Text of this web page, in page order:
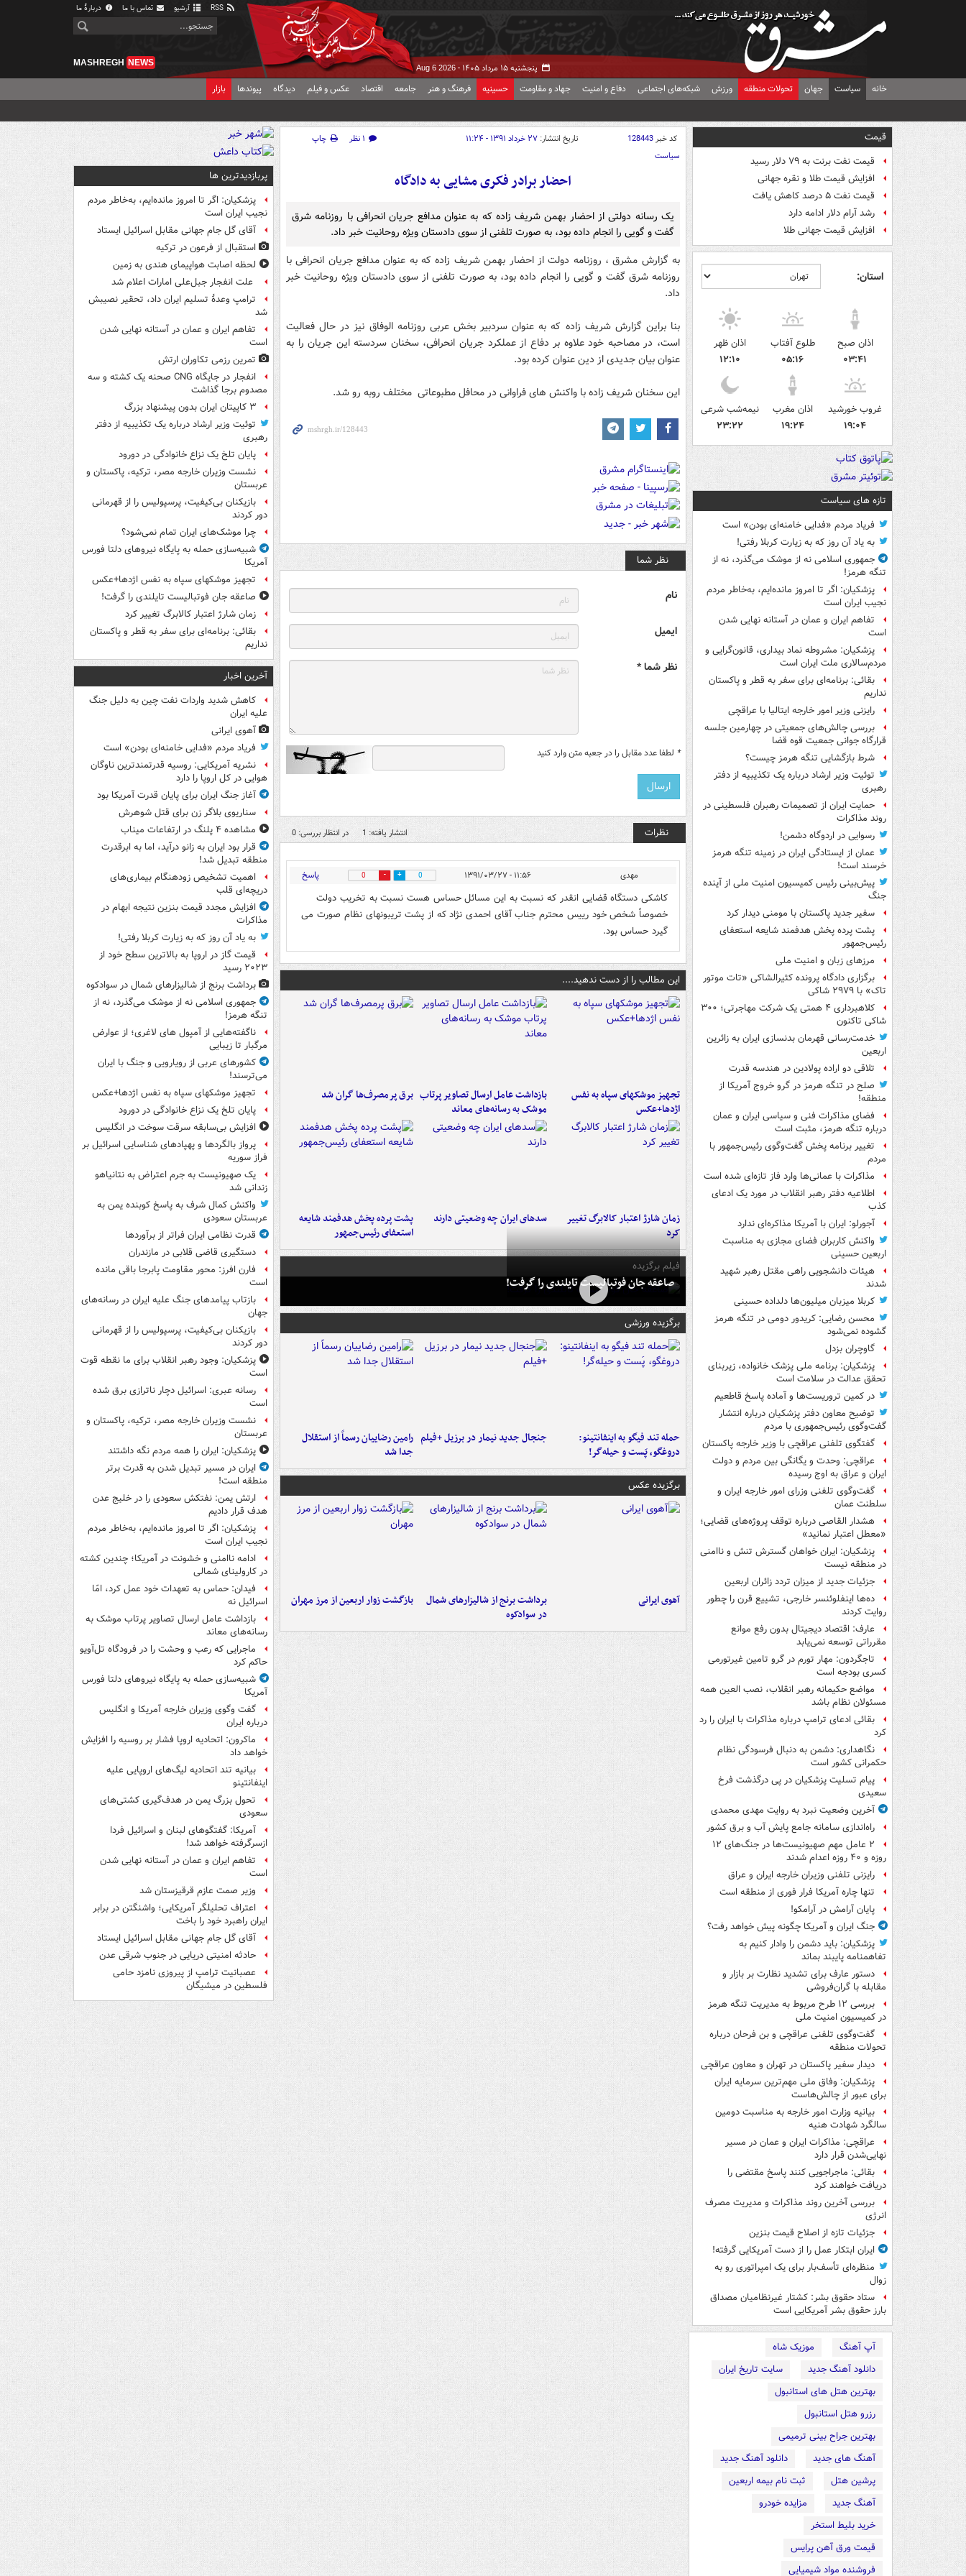
آرشیو تماس با ما دربارهٔ ما
پنجشنبه ۱۵ مرداد ۱۴۰۵ - Aug 6 2026
MASHREGH NEWS
خانه سیاست جهان تحولات منطقه ورزش شبکه‌های اجتماعی دفاع و امنیت جهاد و مقاومت حسینیه فرهنگ و هنر جامعه اقتصاد عکس و فیلم دیدگاه پیوندها بازار
قیمت
قیمت نفت برنت به ۷۹ دلار رسید
افزایش قیمت طلا و نقره جهانی
قیمت نفت ۵ درصد کاهش یافت
رشد آرام دلار ادامه دارد
افزایش قیمت جهانی طلا
استان:
اذان صبح
۰۳:۴۱
طلوع آفتاب
۰۵:۱۶
اذان ظهر
۱۲:۱۰
غروب خورشید
۱۹:۰۴
اذان مغرب
۱۹:۲۴
نیمه‌شب شرعی
۲۳:۲۲
تازه های سیاست
فریاد مردم «فدایی خامنه‌ای بودن» است
به یاد آن روز که به زیارت کربلا رفتی!
جمهوری اسلامی نه از موشک می‌گذرد، نه از
تنگه هرمز!
پزشکیان: اگر تا امروز مانده‌ایم، به‌خاطر مردم
نجیب ایران است
تفاهم ایران و عمان در آستانه نهایی شدن
است
پزشکیان: مشروطه نماد بیداری، قانون‌گرایی و
مردم‌سالاری ملت ایران است
بقائی: برنامه‌ای برای سفر به قطر و پاکستان
نداریم
رایزنی وزیر امور خارجه ایتالیا با عراقچی
بررسی چالش‌های جمعیتی در چهارمین جلسه
قرارگاه جوانی جمعیت قوه قضا
شرط بازگشایی تنگه هرمز چیست؟
توئیت وزیر ارشاد درباره یک تکذیبیه از دفتر
رهبری
حمایت ایران از تصمیمات رهبران فلسطینی در
روند مذاکرات
رسوایی در اردوگاه دشمن!
عمان از ایستادگی ایران در زمینه تنگه هرمز
خرسند است!
پیش‌بینی رئیس کمیسیون امنیت ملی از آینده
جنگ
سفیر جدید پاکستان با مومنی دیدار کرد
پشت پرده پخش هدفمند شایعه استعفای
رئیس‌جمهور
مرزهای زبان و امنیت ملی
برگزاری دادگاه پرونده کثیرالشاکی «تات موتور
تاک» با ۲۹۷۹ شاکی
کلاهبرداری ۴ همتی یک شرکت مهاجرتی؛ ۳۰۰
شاکی تاکنون
خدمت‌رسانی قهرمان بدنسازی ایران به زائرین
اربعین
تلاقی دو اراده پولادین در هندسه قدرت
صلح در تنگه هرمز در گرو خروج آمریکا از
منطقه!
فضای مذاکرات فنی و سیاسی ایران و عمان
درباره تنگه هرمز، مثبت است
تغییر برنامه پخش گفت‌وگوی رئیس‌جمهور با
مردم
مذاکرات با عمانی‌ها وارد فاز تازه‌ای شده است
اطلاعیه دفتر رهبر انقلاب در مورد یک ادعای
کذب
آجورلو: ایران با آمریکا مذاکره‌ای ندارد
واکنش کاربران فضای مجازی به مناسبت
اربعین حسینی
هیئات دانشجویی راهی مقتل رهبر شهید
شدند
کربلا میزبان میلیون‌ها دلداده حسینی
محسن رضایی: کریدور دومی در تنگه هرمز
گشوده نمی‌شود
گاوچران بزدل
پزشکیان: برنامه ملی پزشک خانواده، زیربنای
تحقق عدالت در سلامت است
در کمین تروریست‌ها و آماده پاسخ قاطعیم
توضیح معاون دفتر پزشکیان درباره انتشار
گفت‌وگوی رئیس‌جمهوری با مردم
گفتگوی تلفنی عراقچی با وزیر خارجه پاکستان
عراقچی: وحدت و یگانگی بین مردم و دولت
ایران و عراق به اوج رسیده
گفت‌وگوی تلفنی وزرای امور خارجه ایران و
سلطنت عمان
هشدار القاصی درباره توقف پروژه‌های قضایی؛
«معطل اعتبار نمانید»
پزشکیان: ایران خواهان گسترش تنش و ناامنی
در منطقه نیست
جزئیات جدید از میزان تردد زائران اربعین
ده‌ها اینفلوئنسر خارجی، تشییع قرن را چطور
روایت کردند
عارف: اقتصاد دیجیتال بدون رفع موانع
مقرراتی توسعه نمی‌یابد
تاجگردون: مهار تورم در گرو تامین غیرتورمی
کسری بودجه است
مواضع حکیمانه رهبر انقلاب، نصب العین همه
مسئولان نظام باشد
بقائی ادعای ترامپ درباره مذاکرات با ایران را رد
کرد
نگاهداری: دشمن به دنبال فرسودگی نظام
حکمرانی کشور است
پیام تسلیت پزشکیان در پی درگذشت فرخ
سعیدی
آخرین وضعیت نبرد به روایت مهدی محمدی
راه‌اندازی سامانه جامع پایش آب و برق کشور
۲ عامل مهم صهیونیست‌ها در جنگ‌های ۱۲
روزه و ۴۰ روزه اعدام شدند
رایزنی تلفنی وزیران خارجه ایران و عراق
تنها چاره آمریکا فرار فوری از منطقه است
پایان آرامش در آرامکو!
جنگ ایران و آمریکا چگونه پیش خواهد رفت؟
پزشکیان: باید دشمن را وادار کنیم به
تفاهم‎نامه پایبند بماند
دستور عارف برای تشدید نظارت بر بازار و
مقابله با گران‌فروشی
بررسی ۱۲ طرح مربوط به مدیریت تنگه هرمز
در کمیسیون امنیت ملی
گفت‌وگوی تلفنی عراقچی و بن فرحان درباره
تحولات منطقه
دیدار سفیر پاکستان در تهران و معاون عراقچی
پزشکیان: وفاق ملی مهم‌ترین سرمایه ایران
برای عبور از چالش‌هاست
بیانیه وزارت امور خارجه به مناسبت دومین
سالگرد شهادت هنیه
عراقچی: مذاکرات ایران و عمان در مسیر
نهایی‌شدن قرار دارد
بقائی: ماجراجویی کنند پاسخ مقتضی را
دریافت خواهند کرد
بررسی آخرین روند مذاکرات و مدیریت مصرف
انرژی
جزئیات تازه از اصلاح قیمت بنزین
ایران ابتکار عمل را از دست آمریکایی‌ گرفته!
منظره‌ای تأسف‌بار برای یک امپراتوری رو به
زوال
ستاد حقوق بشر: کشتار غیرنظامیان مصداق
بارز حقوق بشر آمریکایی است
آپ آهنگ
موزیک شاه
دانلود آهنگ جدید
سایت تاریخ ایران
بهترین هتل های استانبول
رزرو هتل استانبول
بهترین جراح بینی ترمیمی
آهنگ های جدید
دانلود آهنگ جدید
پرشین هتل
ثبت نام بیمه اربعین
آهنگ جدید
مزایده خودرو
خرید بلیط استخر
قیمت ورق آهن پرایس
فروشنده مواد شیمیایی
کد خبر128443 تاریخ انتشار: ۲۷ خرداد ۱۳۹۱ - ۱۱:۲۴ ۱ نظر
چاپ
سیاست
احضار برادر فکری مشایی به دادگاه
یک رسانه دولتی از احضار بهمن شریف زاده که به عنوان مدافع جریان انحرافی با روزنامه شرق
گفت و گویی را انجام داده بود، به صورت تلفنی از سوی دادستان ویژه روحانیت خبر داد.
به گزارش مشرق ، روزنامه دولت از احضار بهمن شریف زاده که به عنوان مدافع جریان انحرافی با
روزنامه شرق گفت و گویی را انجام داده بود، به صورت تلفنی از سوی دادستان ویژه روحانیت خبر
داد.
بنا براین گزارش شریف زاده که به عنوان سردبیر بخش عربی روزنامه الوفاق نیز در حال فعالیت
است، در مصاحبه خود علاوه بر دفاع از عملکرد جریان انحرافی، سخنان سردسته این جریان را به
عنوان بیان جدیدی از دین عنوان کرده بود.
این سخنان شریف زاده با واکنش های فراوانی در محافل مطبوعاتی مختلف روبه رو شد.
نظر شما
نام
ایمیل
نظر شما *
* لطفا عدد مقابل را در جعبه متن وارد کنید
نظرات انتشار یافته: 1 در انتظار بررسی: 0
مهدی ۱۱:۵۶ - ۱۳۹۱/۰۳/۲۷ 0
0 پاسخ
کاشکی دستگاه قضایی انقدر که نسبت به این مسائل حساس هست نسبت به تخریب دولت
خصوصاً شخص خود رییس محترم جناب آقای احمدی نژاد که از پشت تریبونهای نظام صورت می
گیرد حساس بود.
این مطالب را از دست ندهید....
تجهیز موشکهای سپاه به نفس
اژدها+عکس
بازداشت عامل ارسال تصاویر پرتاب
موشک به رسانه‌های معاند
برق پرمصرف‌ها گران شد
زمان شارژ اعتبار کالابرگ تغییر
کرد
سدهای ایران چه وضعیتی دارند
پشت پرده پخش هدفمند شایعه
استعفای رئیس‌جمهور
فیلم برگزیده
صاعقه جان فوتبالیست تایلندی را گرفت!
برگزیده ورزشی
حمله تند فیگو به اینفانتینو:
دروغگو، پَست‌ و حیله‌گر!
جنجال جدید نیمار در برزیل +فیلم رامین رضاییان رسماً از استقلال
جدا شد
برگزیده عکس
آهوی ایرانی
برداشت برنج از شالیزارهای شمال
در سوادکوه
بازگشت زوار اربعین از مرز مهران
پربازدیدترین ها
پزشکیان: اگر تا امروز مانده‌ایم، به‌خاطر مردم
نجیب ایران است
آقای گل جام جهانی مقابل اسرائیل ایستاد
استقبال از فرعون در ترکیه
لحظه اصابت هواپیمای هندی به زمین
علت انفجار جبل‌علی امارات اعلام شد
ترامپ وعدۀ تسلیم ایران داد، تحقیر نصیبش
شد
تفاهم ایران و عمان در آستانه نهایی شدن
است
تمرین رزمی تکاوران ارتش
انفجار در جایگاه CNG صحنه یک کشته و سه
مصدوم برجا گذاشت
۳ کاپیتان ایران بدون پیشنهاد بزرگ
توئیت وزیر ارشاد درباره یک تکذیبیه از دفتر
رهبری
پایان تلخ یک نزاع خانوادگی در دورود
نشست وزیران خارجه مصر، ترکیه، پاکستان و
عربستان
بازیکنان بی‌کیفیت، پرسپولیس را از قهرمانی
دور کردند
چرا موشک‌های ایران تمام نمی‌شود؟
شبیه‌سازی حمله به پایگاه نیروهای دلتا فورس
آمریکا
تجهیز موشکهای سپاه به نفس اژدها+عکس
صاعقه جان فوتبالیست تایلندی را گرفت!
زمان شارژ اعتبار کالابرگ تغییر کرد
بقائی: برنامه‌ای برای سفر به قطر و پاکستان
نداریم
آخرین اخبار
کاهش شدید واردات نفت چین به دلیل جنگ
علیه ایران
آهوی ایرانی
فریاد مردم «فدایی خامنه‌ای بودن» است
نشریه آمریکایی: روسیه قدرتمندترین ناوگان
هوایی در کل اروپا را دارد
آغاز جنگ ایران برای پایان قدرت آمریکا بود
سناریوی بلاگر زن برای قتل شوهرش
مشاهده ۴ پلنگ در ارتفاعات میناب
قرار بود ایران به زانو درآید، اما به ابرقدرت
منطقه تبدیل شد!
اهمیت تشخیص زودهنگام بیماری‌های
دریچه‌ای قلب
افزایش مجدد قیمت بنزین نتیجه ابهام در
مذاکرات
به یاد آن روز که به زیارت کربلا رفتی!
قیمت گاز در اروپا به بالاترین سطح خود از
۲۰۲۳ رسید
برداشت برنج از شالیزارهای شمال در سوادکوه
جمهوری اسلامی نه از موشک می‌گذرد، نه از
تنگه هرمز!
ناگفته‌هایی از آمپول های لاغری؛ از عوارض
مرگبار تا زیبایی
کشورهای عربی از رویارویی و جنگ با ایران
می‌ترسند!
تجهیز موشکهای سپاه به نفس اژدها+عکس
پایان تلخ یک نزاع خانوادگی در دورود
افزایش بی‌سابقه سرقت سوخت در انگلیس
پرواز بالگردها و پهپادهای شناسایی اسرائیل بر
فراز سوریه
یک صهیونیست به جرم اعتراض به نتانیاهو
زندانی شد
واکنش کمال شرف به پاسخ کوبنده یمن به
عربستان سعودی
قدرت نظامی ایران فراتر از برآوردها
دستگیری قاضی قلابی در مازندران
فارن افرز: محور مقاومت پابرجا باقی مانده
است
بازتاب پیامدهای جنگ علیه ایران در رسانه‌های
جهان
بازیکنان بی‌کیفیت، پرسپولیس را از قهرمانی
دور کردند
پزشکیان: وجود رهبر انقلاب برای ما نقطه قوت
است
رسانه عبری: اسرائیل دچار ناترازی برق شده
است
نشست وزیران خارجه مصر، ترکیه، پاکستان و
عربستان
پزشکیان: ایران را همه مردم نگه داشتند
ایران در مسیر تبدیل شدن به قدرت برتر
منطقه است!
ارتش یمن: نفتکش سعودی را در خلیج عدن
هدف قرار دادیم
پزشکیان: اگر تا امروز مانده‌ایم، به‌خاطر مردم
نجیب ایران است
ادامه ناامنی و خشونت در آمریکا؛ چندین کشته
در کارولینای شمالی
فیدان: حماس به تعهدات خود عمل کرد، امّا
اسرائیل نه
بازداشت عامل ارسال تصاویر پرتاب موشک به
رسانه‌های معاند
ماجرایی که رعب و وحشت را در فرودگاه تل‌آویو
حاکم کرد
شبیه‌سازی حمله به پایگاه نیروهای دلتا فورس
آمریکا
گفت وگوی وزیران خارجه آمریکا و انگلیس
درباره ایران
ماکرون: اتحادیه اروپا فشار بر روسیه را افزایش
خواهد داد
بیانیه تند اتحادیه لیگ‌های اروپایی علیه
اینفانتینو
تحول بزرگ یمن در هدف‌گیری کشتی‌های
سعودی
آمریکا: گفتگوهای لبنان و اسرائیل فردا
ازسرگرفته خواهد شد!
تفاهم ایران و عمان در آستانه نهایی شدن
است
وزیر صمت عازم قرقیزستان شد
اعتراف تحلیلگر آمریکایی؛ واشنگتن در برابر
ایران راهبرد خود را باخت
آقای گل جام جهانی مقابل اسرائیل ایستاد
حادثه امنیتی دریایی در جنوب شرقی عدن
عصبانیت ترامپ از پیروزی نامزد حامی
فلسطین در میشیگان